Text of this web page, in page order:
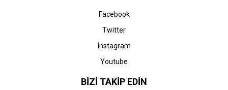
Facebook
Twitter
Instagram
Youtube
BİZİ TAKİP EDİN